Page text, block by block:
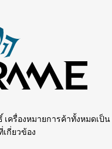
เครื่องหมายการค้าทั้งหมดเป็น
กี่ยวข้อง